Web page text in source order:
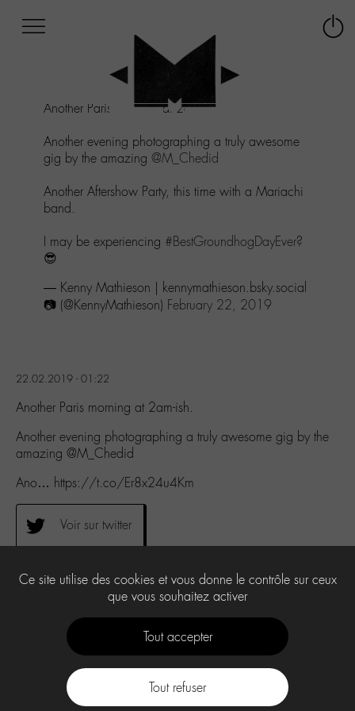
au
Aller
au
Aller
recherche
Another Paris morning at 2am-ish.
Another evening photographing a truly awesome
gig by the amazing @M_Chedid
Another Aftershow Party, this time with a Mariachi
band.
I may be experiencing #BestGroundhogDayEver?
😎
— Kenny Mathieson | kennymathieson.bsky.social
📷 (@KennyMathieson) February 22, 2019
22.02.2019 - 01:22
Another Paris morning at 2am-ish.
Another evening photographing a truly awesome gig by the
amazing @M_Chedid
Ano… https://t.co/Er8x24u4Km
Voir sur twitter
0
Ce site utilise des cookies et vous donne le contrôle sur ceux
que vous souhaitez activer
Tout accepter
Tout refuser